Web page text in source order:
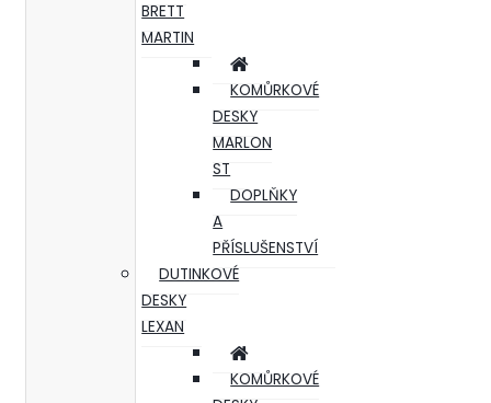
BRETT
MARTIN
KOMŮRKOVÉ
DESKY
MARLON
ST
DOPLŇKY
A
PŘÍSLUŠENSTVÍ
DUTINKOVÉ
DESKY
LEXAN
KOMŮRKOVÉ